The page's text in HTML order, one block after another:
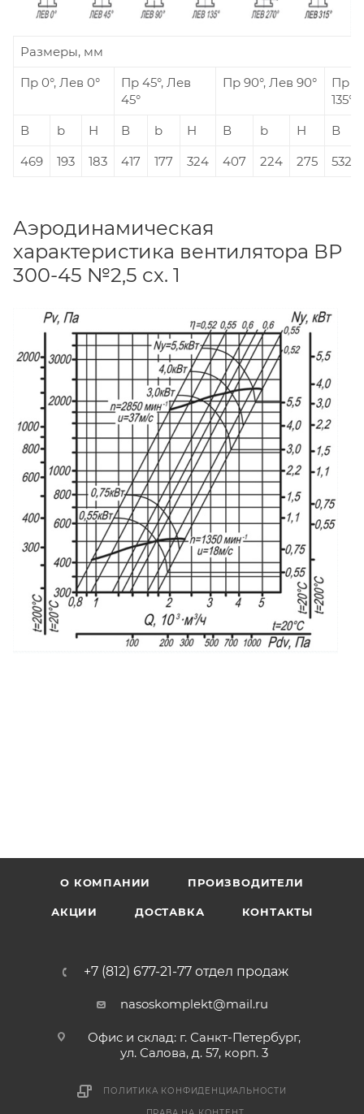
Размеры, мм
Пр 0°, Лев 0°
Пр 45°, Лев
45°
Пр 90°, Лев 90°
Пр
135°
В
b Н В b Н В b Н
В
469
193 183 417 177 324 407 224 275 532
Аэродинамическая
характеристика вентилятора ВР
300-45 №2,5 сх. 1
О КОМПАНИИ ПРОИЗВОДИТЕЛИ
АКЦИИ ДОСТАВКА КОНТАКТЫ
+7 (812) 677-21-77 отдел продаж
nasoskomplekt@mail.ru
Офис и склад: г. Санкт-Петербург,
ул. Салова, д. 57, корп. 3
ПОЛИТИКА КОНФИДЕНЦИАЛЬНОСТИ